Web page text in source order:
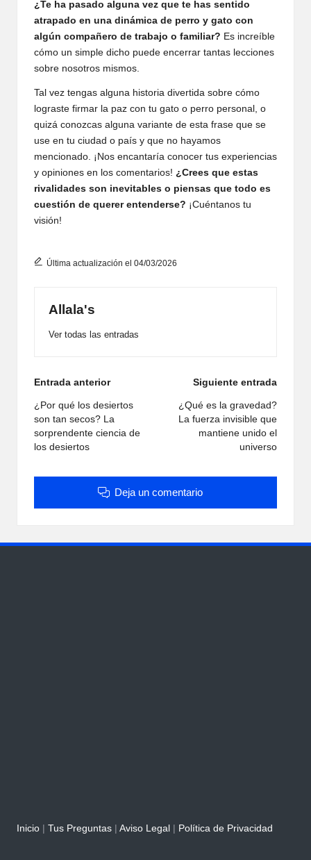
¿Te ha pasado alguna vez que te has sentido
atrapado en una dinámica de perro y gato con
algún compañero de trabajo o familiar? Es increíble
cómo un simple dicho puede encerrar tantas lecciones
sobre nosotros mismos.
Tal vez tengas alguna historia divertida sobre cómo
lograste firmar la paz con tu gato o perro personal, o
quizá conozcas alguna variante de esta frase que se
use en tu ciudad o país y que no hayamos
mencionado. ¡Nos encantaría conocer tus experiencias
y opiniones en los comentarios! ¿Crees que estas
rivalidades son inevitables o piensas que todo es
cuestión de querer entenderse? ¡Cuéntanos tu
visión!
Última actualización el 04/03/2026
Allala's
Ver todas las entradas
Navegación
de
entradas
Entrada anterior
¿Por qué los desiertos
son tan secos? La
sorprendente ciencia de
los desiertos
Siguiente entrada
¿Qué es la gravedad?
La fuerza invisible que
mantiene unido el
universo
Deja un comentario
Inicio Tus Preguntas Aviso Legal Política de Privacidad